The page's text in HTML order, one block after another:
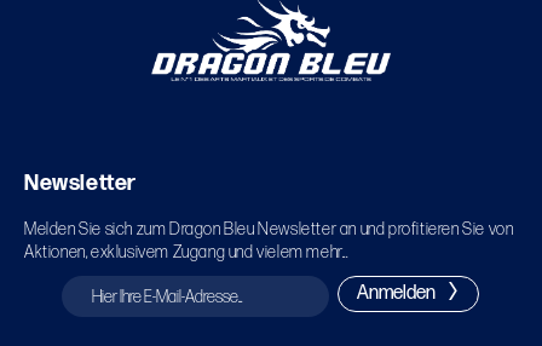
Newsletter
Melden Sie sich zum Dragon Bleu Newsletter an und profitieren Sie von
Aktionen, exklusivem Zugang und vielem mehr...
Anmelden